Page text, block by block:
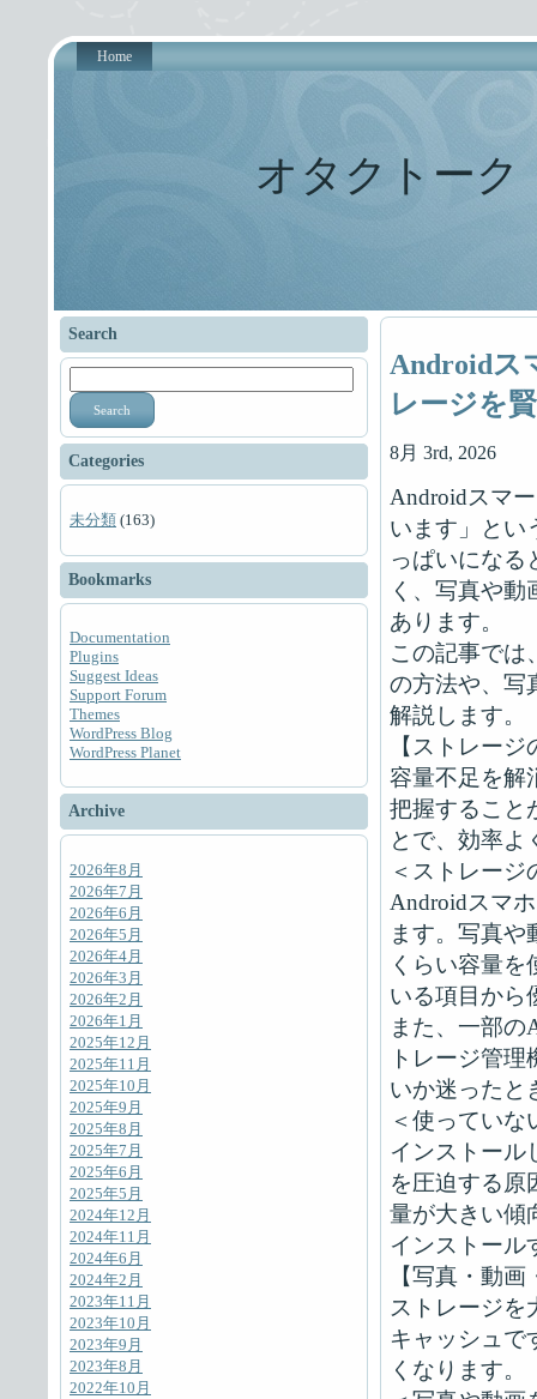
Home
オタクトーク
Search
Search
Categories
未分類 (163)
Bookmarks
Documentation
Plugins
Suggest Ideas
Support Forum
Themes
WordPress Blog
WordPress Planet
Archive
2026年8月
2026年7月
2026年6月
2026年5月
2026年4月
2026年3月
2026年2月
2026年1月
2025年12月
2025年11月
2025年10月
2025年9月
2025年8月
2025年7月
2025年6月
2025年5月
2024年12月
2024年11月
2024年6月
2024年2月
2023年11月
2023年10月
2023年9月
2023年8月
2022年10月
Androidス
レージを
8月 3rd, 2026
Androidスマ
います」とい
っぱいになる
く、写真や
あります。
この記事では
の方法や、写
解説します。
【ストレー
容量不足を解
把握すること
とで、効率よ
＜ストレージ
Androidスマ
ます。写真
くらい容量
いる項目から
また、一部
トレージ管
いか迷ったと
＜使ってい
インストール
を圧迫する原
量が大きい傾
インストール
【写真・動
ストレージを
キャッシュで
くなります。